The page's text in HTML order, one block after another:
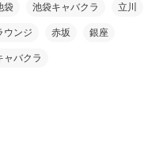
袋 池袋キャバクラ 立川
ウンジ 赤坂 銀座
ャバクラ